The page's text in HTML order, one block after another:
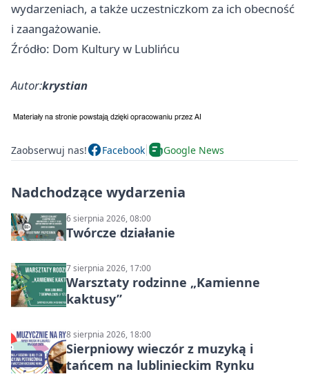
wydarzeniach, a także uczestniczkom za ich obecność
i zaangażowanie.
Źródło: Dom Kultury w Lublińcu
Autor:krystian
Zaobserwuj nas! Facebook Google News
Nadchodzące wydarzenia
6 sierpnia 2026, 08:00
Twórcze działanie
7 sierpnia 2026, 17:00
Warsztaty rodzinne „Kamienne
kaktusy”
8 sierpnia 2026, 18:00
Sierpniowy wieczór z muzyką i
tańcem na lublinieckim Rynku